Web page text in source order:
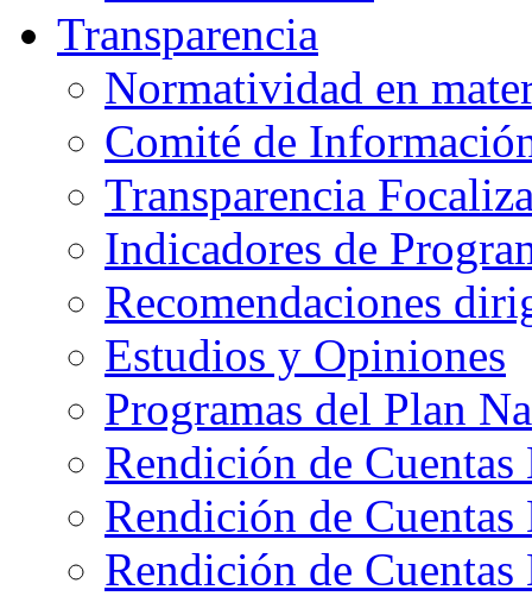
Transparencia
Normatividad en
Comité de
Transparencia
Indicadores de
Recomendaciones
Estudios y Opiniones
Programas del Plan
Rendición de Cuentas
Rendición de Cuentas
Rendición de